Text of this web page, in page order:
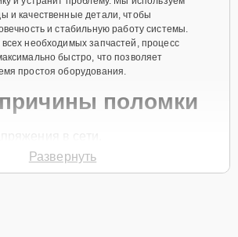
и качественные детали, чтобы
и стабильную работу системы.
необходимых запчастей, процесс
быстро, что позволяет
простоя оборудования.
поломки
в сети.
платы.
Развернуть